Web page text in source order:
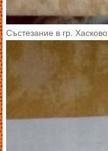
Състезание в гр. Хасково